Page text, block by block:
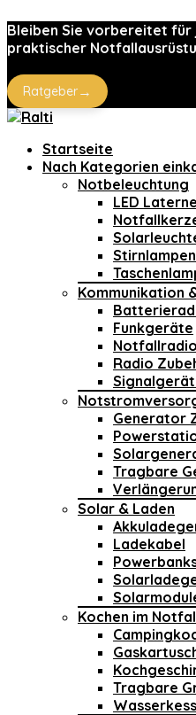
Bleiben Sie vorbereitet
praktischer
Ratgeber→
Startseite
Nach Kategorien
Notbeleuchtung
LED
Stirnlampen
Kommunikation
Funkgeräte
Radio
Generator
Tragbare
Solar & Laden
Ladekabel
Kochen im
Tragbare